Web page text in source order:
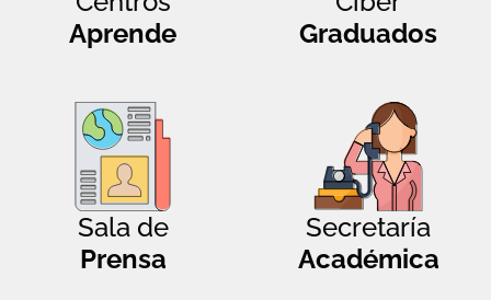
Aprende
Graduados
Sala de
Prensa
Secretaría
Académica